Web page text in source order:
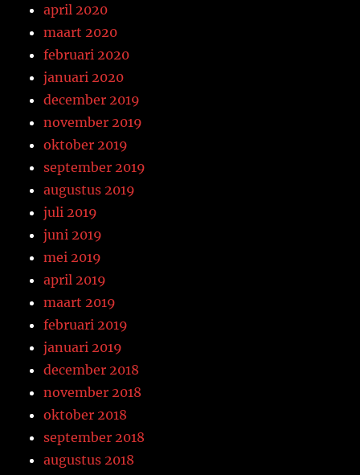
april 2020
maart 2020
februari 2020
januari 2020
december 2019
november 2019
oktober 2019
september 2019
augustus 2019
juli 2019
juni 2019
mei 2019
april 2019
maart 2019
februari 2019
januari 2019
december 2018
november 2018
oktober 2018
september 2018
augustus 2018